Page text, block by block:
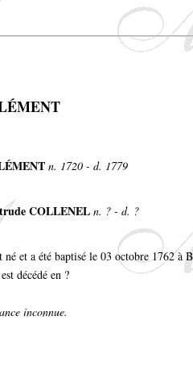
n. 1720 - d. 1779
COLLENEL n. ? - d. ?
né et a été baptisé le 03 octobre 1762 à
décédé en ?
inconnue.